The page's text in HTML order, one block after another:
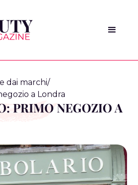
dai marchi/
a Londra
PRIMO NEGOZIO A